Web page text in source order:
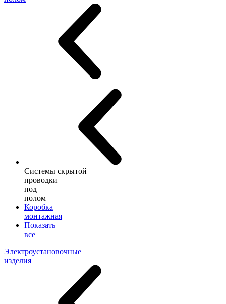
Системы скрытой
проводки
под
полом
Коробка
монтажная
Показать
все
Электроустановочные
изделия